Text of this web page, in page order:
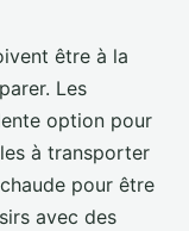
être à la
Les
option pour
à transporter
pour être
avec des